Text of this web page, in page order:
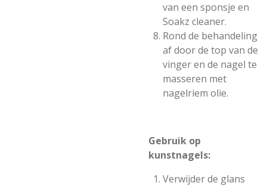
van een sponsje en
Soakz cleaner.
Rond de behandeling
af door de top van de
vinger en de nagel te
masseren met
nagelriem olie.
Gebruik op
kunstnagels:
Verwijder de glans